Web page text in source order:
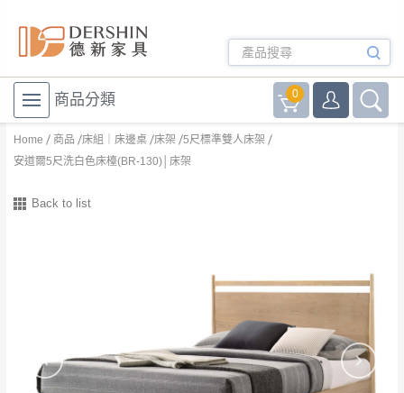
商品分類 0
Home 商品 床組｜床邊桌 床架
5尺標準雙人床架
安道爾5尺洗白色床檯(BR-130)│床架
Back to list